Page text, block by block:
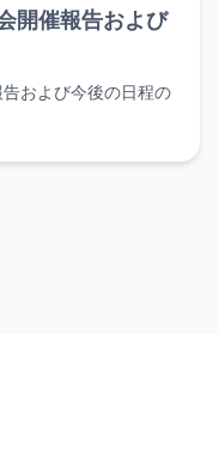
開催報告および
および今後の日程の